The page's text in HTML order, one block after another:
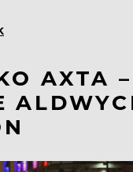
AXTA